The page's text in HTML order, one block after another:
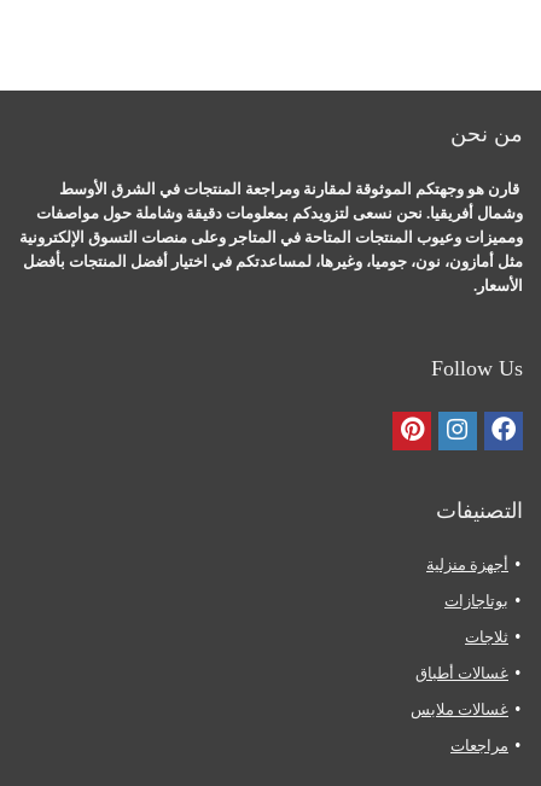
من نحن
قارن هو وجهتكم الموثوقة لمقارنة ومراجعة المنتجات في الشرق الأوسط
وشمال أفريقيا. نحن نسعى لتزويدكم بمعلومات دقيقة وشاملة حول مواصفات
ومميزات وعيوب المنتجات المتاحة في المتاجر وعلى منصات التسوق الإلكترونية
مثل أمازون، نون، جوميا، وغيرها، لمساعدتكم في اختيار أفضل المنتجات بأفضل
الأسعار.
Follow Us
التصنيفات
أجهزة منزلية
بوتاجازات
ثلاجات
غسالات أطباق
غسالات ملابس
مراجعات